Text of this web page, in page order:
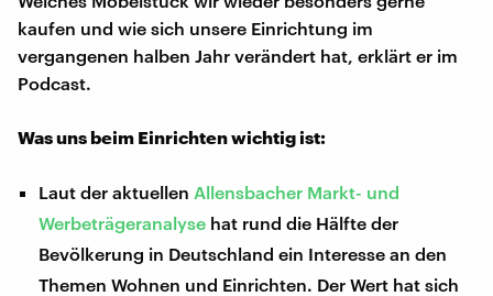
kaufen und wie sich unsere Einrichtung im
vergangenen halben Jahr verändert hat, erklärt er im
Podcast.
Was uns beim Einrichten wichtig ist:
Laut der aktuellen Allensbacher Markt- und
Werbeträgeranalyse hat rund die Hälfte der
Bevölkerung in Deutschland ein Interesse an den
Themen Wohnen und Einrichten. Der Wert hat sich